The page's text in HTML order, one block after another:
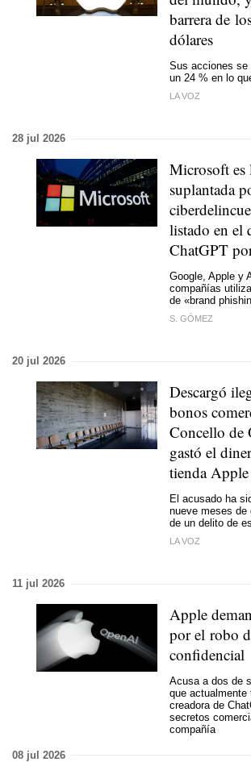
barrera de
dólares
Sus acciones se
un 24 % en lo
LA VOZ
28 jul 2026
Microsoft es
suplantada
listado en el
ChatGPT
Google, Apple y
compañías
de «brand
S. GÓMEZ
20 jul 2026
Descargó
bonos
Concello de
gastó el
tienda Apple
El acusado ha
nueve meses de
de un delito de
LA VOZ
11 jul 2026
Apple
por el robo
confidencial
Acusa a dos de
que actualmente
creadora de
secretos
compañía
08 jul 2026